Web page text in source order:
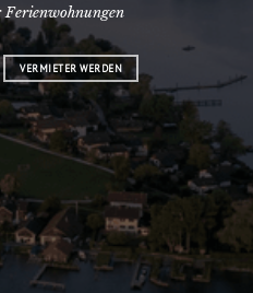
VERMIETER WERDEN